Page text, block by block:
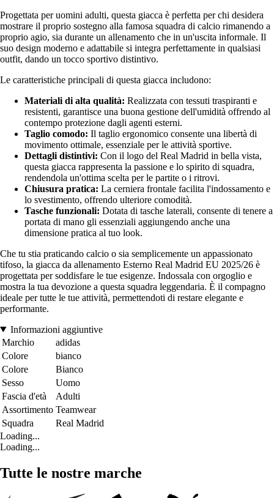
Progettata per uomini adulti, questa giacca è perfetta per chi desidera
mostrare il proprio sostegno alla famosa squadra di calcio rimanendo a
proprio agio, sia durante un allenamento che in un'uscita informale. Il
suo design moderno e adattabile si integra perfettamente in qualsiasi
outfit, dando un tocco sportivo distintivo.
Le caratteristiche principali di questa giacca includono:
Materiali di alta qualità: Realizzata con tessuti traspiranti e
resistenti, garantisce una buona gestione dell'umidità offrendo al
contempo protezione dagli agenti esterni.
Taglio comodo: Il taglio ergonomico consente una libertà di
movimento ottimale, essenziale per le attività sportive.
Dettagli distintivi: Con il logo del Real Madrid in bella vista,
questa giacca rappresenta la passione e lo spirito di squadra,
rendendola un'ottima scelta per le partite o i ritrovi.
Chiusura pratica: La cerniera frontale facilita l'indossamento e
lo svestimento, offrendo ulteriore comodità.
Tasche funzionali: Dotata di tasche laterali, consente di tenere a
portata di mano gli essenziali aggiungendo anche una
dimensione pratica al tuo look.
Che tu stia praticando calcio o sia semplicemente un appassionato
tifoso, la giacca da allenamento Esterno Real Madrid EU 2025/26 è
progettata per soddisfare le tue esigenze. Indossala con orgoglio e
mostra la tua devozione a questa squadra leggendaria. È il compagno
ideale per tutte le tue attività, permettendoti di restare elegante e
performante.
Informazioni aggiuntive
Marchio
adidas
Colore
bianco
Colore
Bianco
Sesso
Uomo
Fascia d'età
Adulti
Assortimento Teamwear
Squadra
Real Madrid
Loading...
Loading...
Tutte le nostre marche